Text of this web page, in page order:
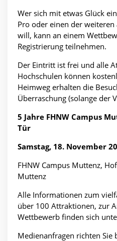
Wer sich mit etwas Glück
Pro oder einen der
will, kann an einem
Registrierung teilnehmen.
Der Eintritt ist frei und alle
Hochschulen können
Heimweg erhalten die
Überraschung (solange der
5 Jahre FHNW Campus
Tür
Samstag, 18. November
FHNW Campus Muttenz,
Muttenz
Alle Informationen zum
über 100 Attraktionen, zur
Wettbewerb finden sich
Medienanfragen richten Sie